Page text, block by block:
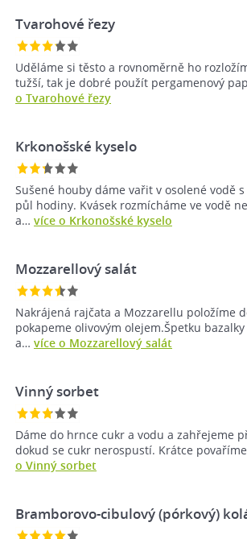
Tvarohové řezy
Uděláme si těsto a rovnoměrně ho
tužší, tak je dobré použít pergamenový
o Tvarohové řezy
Krkonošské kyselo
Sušené houby dáme vařit v osolené vodě
půl hodiny. Kvásek rozmícháme ve vodě
a… více o Krkonošské kyselo
Mozzarellový salát
Nakrájená rajčata a Mozzarellu položíme
pokapeme olivovým olejem.Špetku
a… více o Mozzarellový salát
Vinný sorbet
Dáme do hrnce cukr a vodu a zahřejeme
dokud se cukr nerospustí. Krátce
o Vinný sorbet
Bramborovo-cibulový (pórkový)